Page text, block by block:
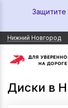
Защитите
Нижний Новгород
Диски в